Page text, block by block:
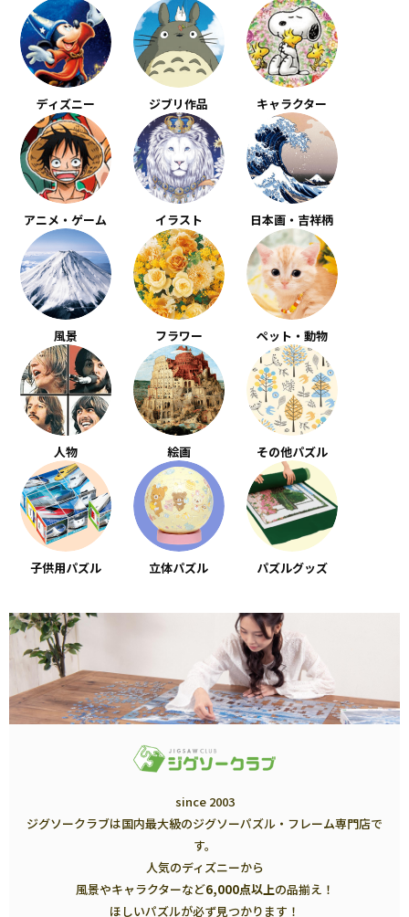
ディズニー ジブリ作品 キャラクター
アニメ・ゲーム イラスト 日本画・吉祥柄
風景 フラワー ペット・動物
人物 絵画 その他パズル
子供用パズル 立体パズル パズルグッズ
since 2003
ジグソークラブは国内最大級のジグソーパズル・フレーム専門店で
す。
人気のディズニーから
風景やキャラクターなど6,000点以上の品揃え！
ほしいパズルが必ず見つかります！